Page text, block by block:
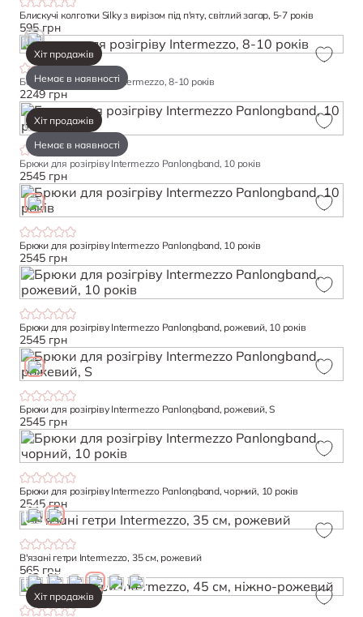
Блискучі колготки Silky з вирізом під п'яту, світлий загар, 5-7 років
595 грн
Хіт продажів
Немає в наявності
Болеро для розігріву Intermezzo, 8-10 років
2249 грн
Хіт продажів
Немає в наявності
Брюки для розігріву Intermezzo Panlongband, 10 років
2545 грн
Брюки для розігріву Intermezzo Panlongband, 10 років
2545 грн
Брюки для розігріву Intermezzo Panlongband, рожевий, 10 років
2545 грн
Брюки для розігріву Intermezzo Panlongband, рожевий, S
2545 грн
Брюки для розігріву Intermezzo Panlongband, чорний, 10 років
2545 грн
В'язані гетри Intermezzo, 35 см, рожевий
565 грн
Хіт продажів